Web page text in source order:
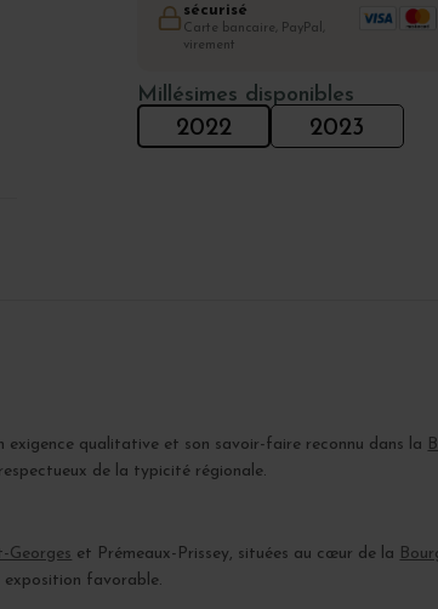
sécurisé
Carte bancaire, PayPal,
virement
Millésimes disponibles
2022 2023
exigence qualitative et son savoir-faire reconnu dans la
respectueux de la typicité régionale.
Georges et Prémeaux-Prissey, situées au cœur de la
exposition favorable.